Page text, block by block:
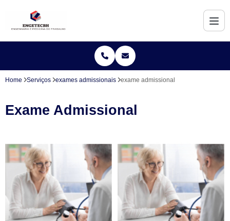
Home Serviços exames admissionais exame admissional
Exame Admissional